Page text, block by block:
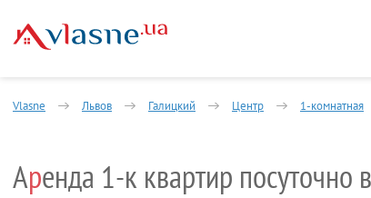
Vlasne Львов Галицкий Центр 1-комнатная
Аренда 1-к квартир посуточно